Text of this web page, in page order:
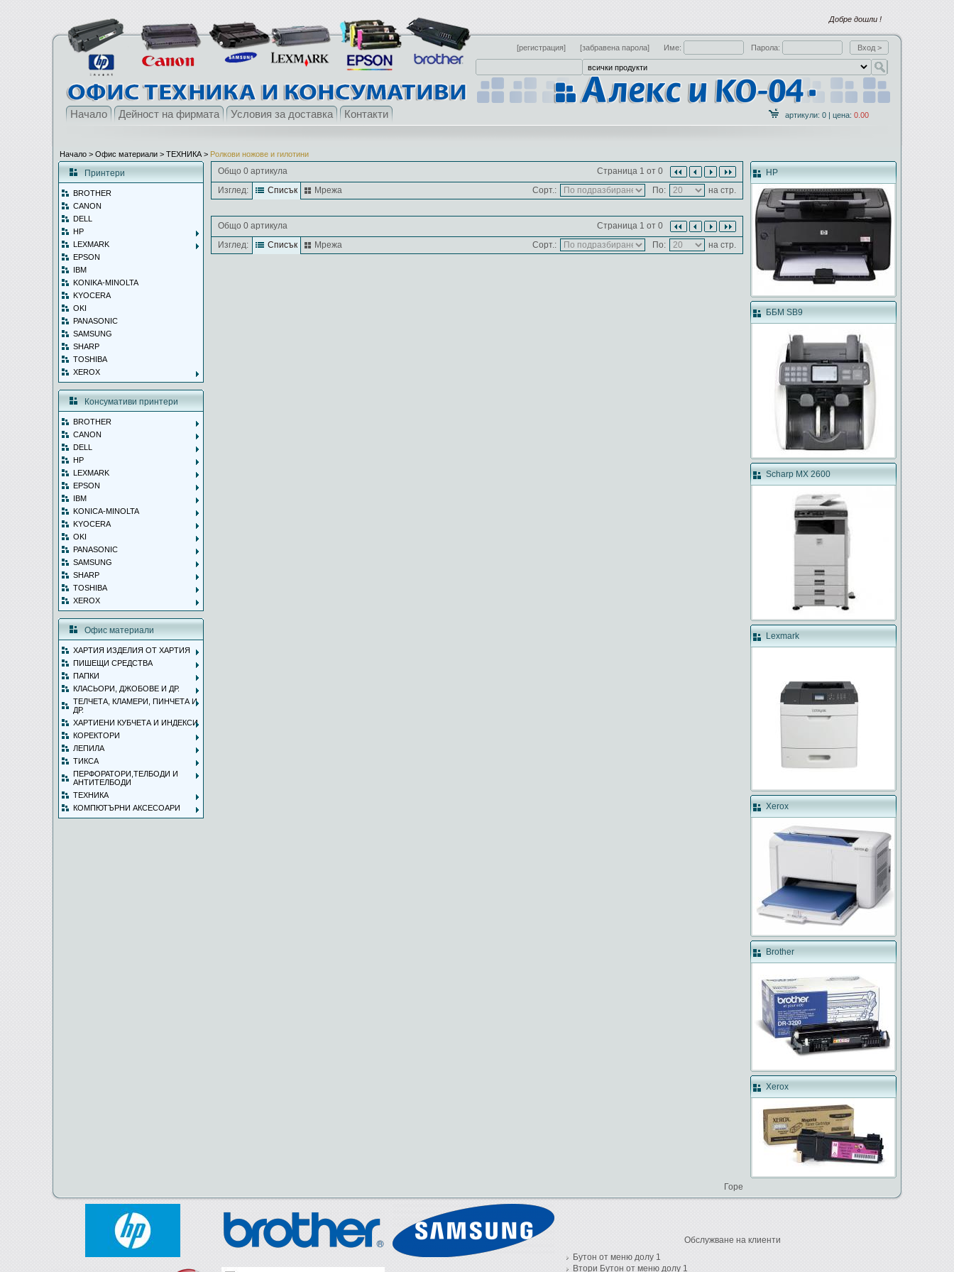
Добре дошли !
[регистрация] [забравена парола] Име: Парола:
Начало Дейност на фирмата Условия за доставка Контакти артикули: 0 | цена: 0.00
Начало > Офис материали > ТЕХНИКА > Ролкови ножове и гилотини
Принтери
BROTHER
CANON
DELL
HP
LEXMARK
EPSON
IBM
KONIKA-MINOLTA
KYOCERA
OKI
PANASONIC
SAMSUNG
SHARP
TOSHIBA
XEROX
Консумативи принтери
BROTHER
CANON
DELL
HP
LEXMARK
EPSON
IBM
KONICA-MINOLTA
KYOCERA
OKI
PANASONIC
SAMSUNG
SHARP
TOSHIBA
XEROX
Офис материали
ХАРТИЯ ИЗДЕЛИЯ ОТ ХАРТИЯ
ПИШЕЩИ СРЕДСТВА
ПАПКИ
КЛАСЬОРИ, ДЖОБОВЕ И ДР.
ТЕЛЧЕТА, КЛАМЕРИ, ПИНЧЕТА И
ДР.
ХАРТИЕНИ КУБЧЕТА И ИНДЕКСИ
КОРЕКТОРИ
ЛЕПИЛА
ТИКСА
ПЕРФОРАТОРИ,ТЕЛБОДИ И
АНТИТЕЛБОДИ
ТЕХНИКА
КОМПЮТЪРНИ АКСЕСОАРИ
Общо 0 артикула
Страница 1 от 0
Изглед:
Списък Мрежа Сорт.: По: на стр.
Общо 0 артикула
Страница 1 от 0
Изглед:
Списък Мрежа Сорт.: По: на стр.
HP
ББМ SB9
Scharp MX 2600
Lexmark
Xerox
Brother
Xerox
Горе
Обслужване на клиенти
Бутон от меню долу 1
Втори Бутон от меню долу 1